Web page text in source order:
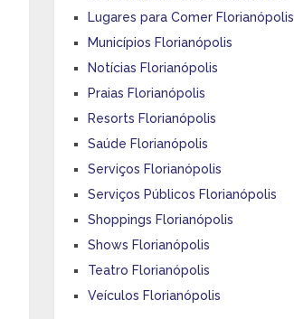
Lugares para Comer Florianópolis
Municípios Florianópolis
Notícias Florianópolis
Praias Florianópolis
Resorts Florianópolis
Saúde Florianópolis
Serviços Florianópolis
Serviços Públicos Florianópolis
Shoppings Florianópolis
Shows Florianópolis
Teatro Florianópolis
Veículos Florianópolis